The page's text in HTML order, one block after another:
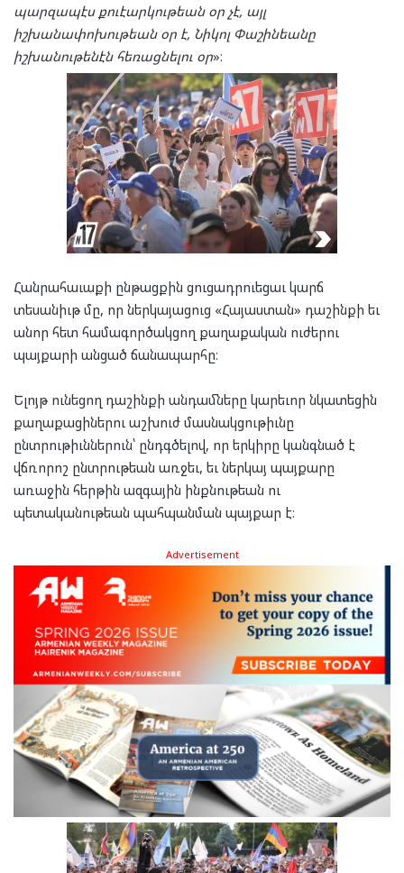
պարզապէս քուէարկութեան օր չէ, այլ
իշխանափոխութեան օր է, Նիկոլ Փաշինեանը
իշխանութենէն հեռացնելու օր»։
Հանրահաւաքի ընթացքին ցուցադրուեցաւ կարճ
տեսանիւթ մը, որ ներկայացուց «Հայաստան» դաշինքի եւ
անոր հետ համագործակցող քաղաքական ուժերու
պայքարի անցած ճանապարհը։
Ելոյթ ունեցող դաշինքի անդամները կարեւոր նկատեցին
քաղաքացիներու աշխուժ մասնակցութիւնը
ընտրութիւններուն՝ ընդգծելով, որ երկիրը կանգնած է
վճռորոշ ընտրութեան առջեւ, եւ ներկայ պայքարը
առաջին հերթին ազգային ինքնութեան ու
պետականութեան պահպանման պայքար է։
Advertisement